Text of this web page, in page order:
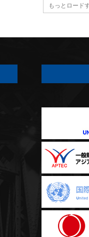
もっとロード